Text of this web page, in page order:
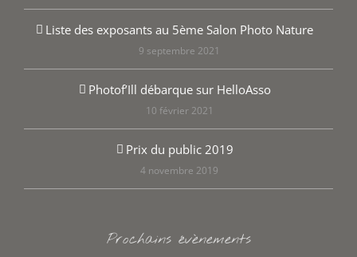
Liste des exposants au 5ème Salon Photo Nature
9 septembre 2021
Photof’Ill débarque sur HelloAsso
10 février 2021
Prix du public 2019
4 novembre 2019
Prochains évènements